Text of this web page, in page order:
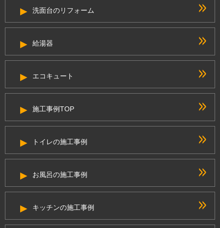
洗面台のリフォーム
給湯器
エコキュート
施工事例TOP
トイレの施工事例
お風呂の施工事例
キッチンの施工事例